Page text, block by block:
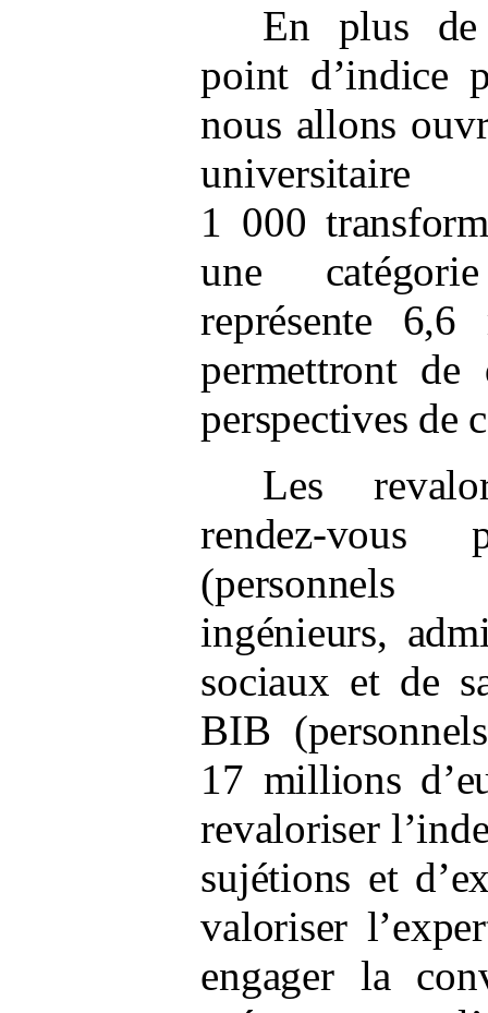
En plus
point d’indice
nous allons
1 000
une
représente 6,6
permettront de
perspectives de
Les
rendez-
(personnels
ingénieurs,
sociaux et de
BIB
17 millions
revaloriser
sujétions et
valoriser
engager la